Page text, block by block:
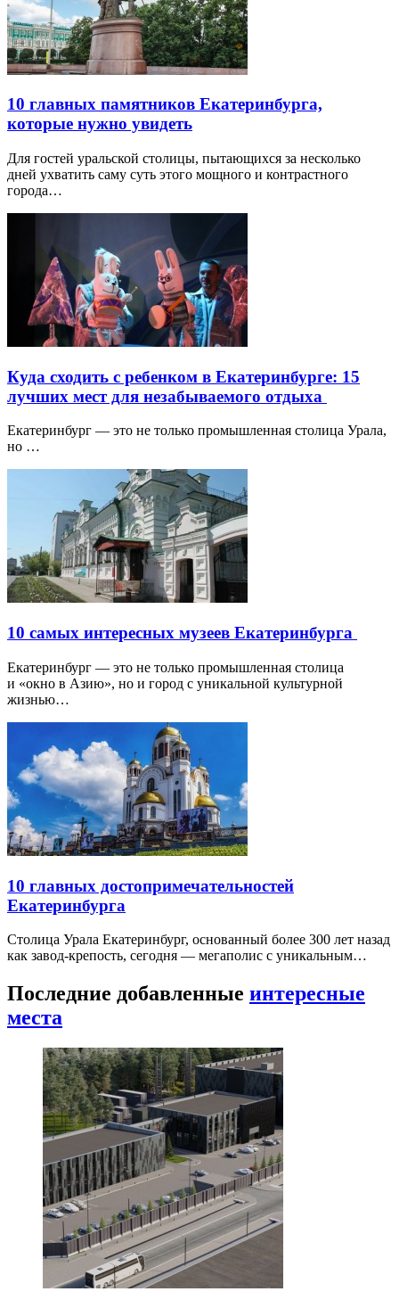
10 главных памятников Екатеринбурга,
которые нужно увидеть
Для гостей уральской столицы, пытающихся за несколько
дней ухватить саму суть этого мощного и контрастного
города…
Куда сходить с ребенком в Екатеринбурге: 15
лучших мест для незабываемого отдыха
Екатеринбург — это не только промышленная столица Урала,
но …
10 самых интересных музеев Екатеринбурга
Екатеринбург — это не только промышленная столица
и «окно в Азию», но и город с уникальной культурной
жизнью…
10 главных достопримечательностей
Екатеринбурга
Столица Урала Екатеринбург, основанный более 300 лет назад
как завод-крепость, сегодня — мегаполис с уникальным…
Последние добавленные интересные
места